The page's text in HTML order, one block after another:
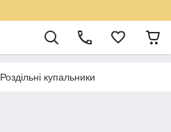
Роздільні купальники